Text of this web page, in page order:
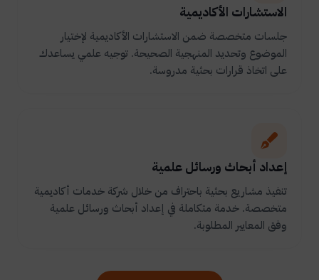
الاستشارات الأكاديمية
جلسات متخصصة ضمن الاستشارات الأكاديمية لإختيار
الموضوع وتحديد المنهجية الصحيحة. توجيه علمي يساعدك
على اتخاذ قرارات بحثية مدروسة.
إعداد أبحاث ورسائل علمية
تنفيذ مشاريع بحثية باحتراف من خلال شركة خدمات أكاديمية
متخصصة. خدمة متكاملة في إعداد أبحاث ورسائل علمية
وفق المعايير المطلوبة.